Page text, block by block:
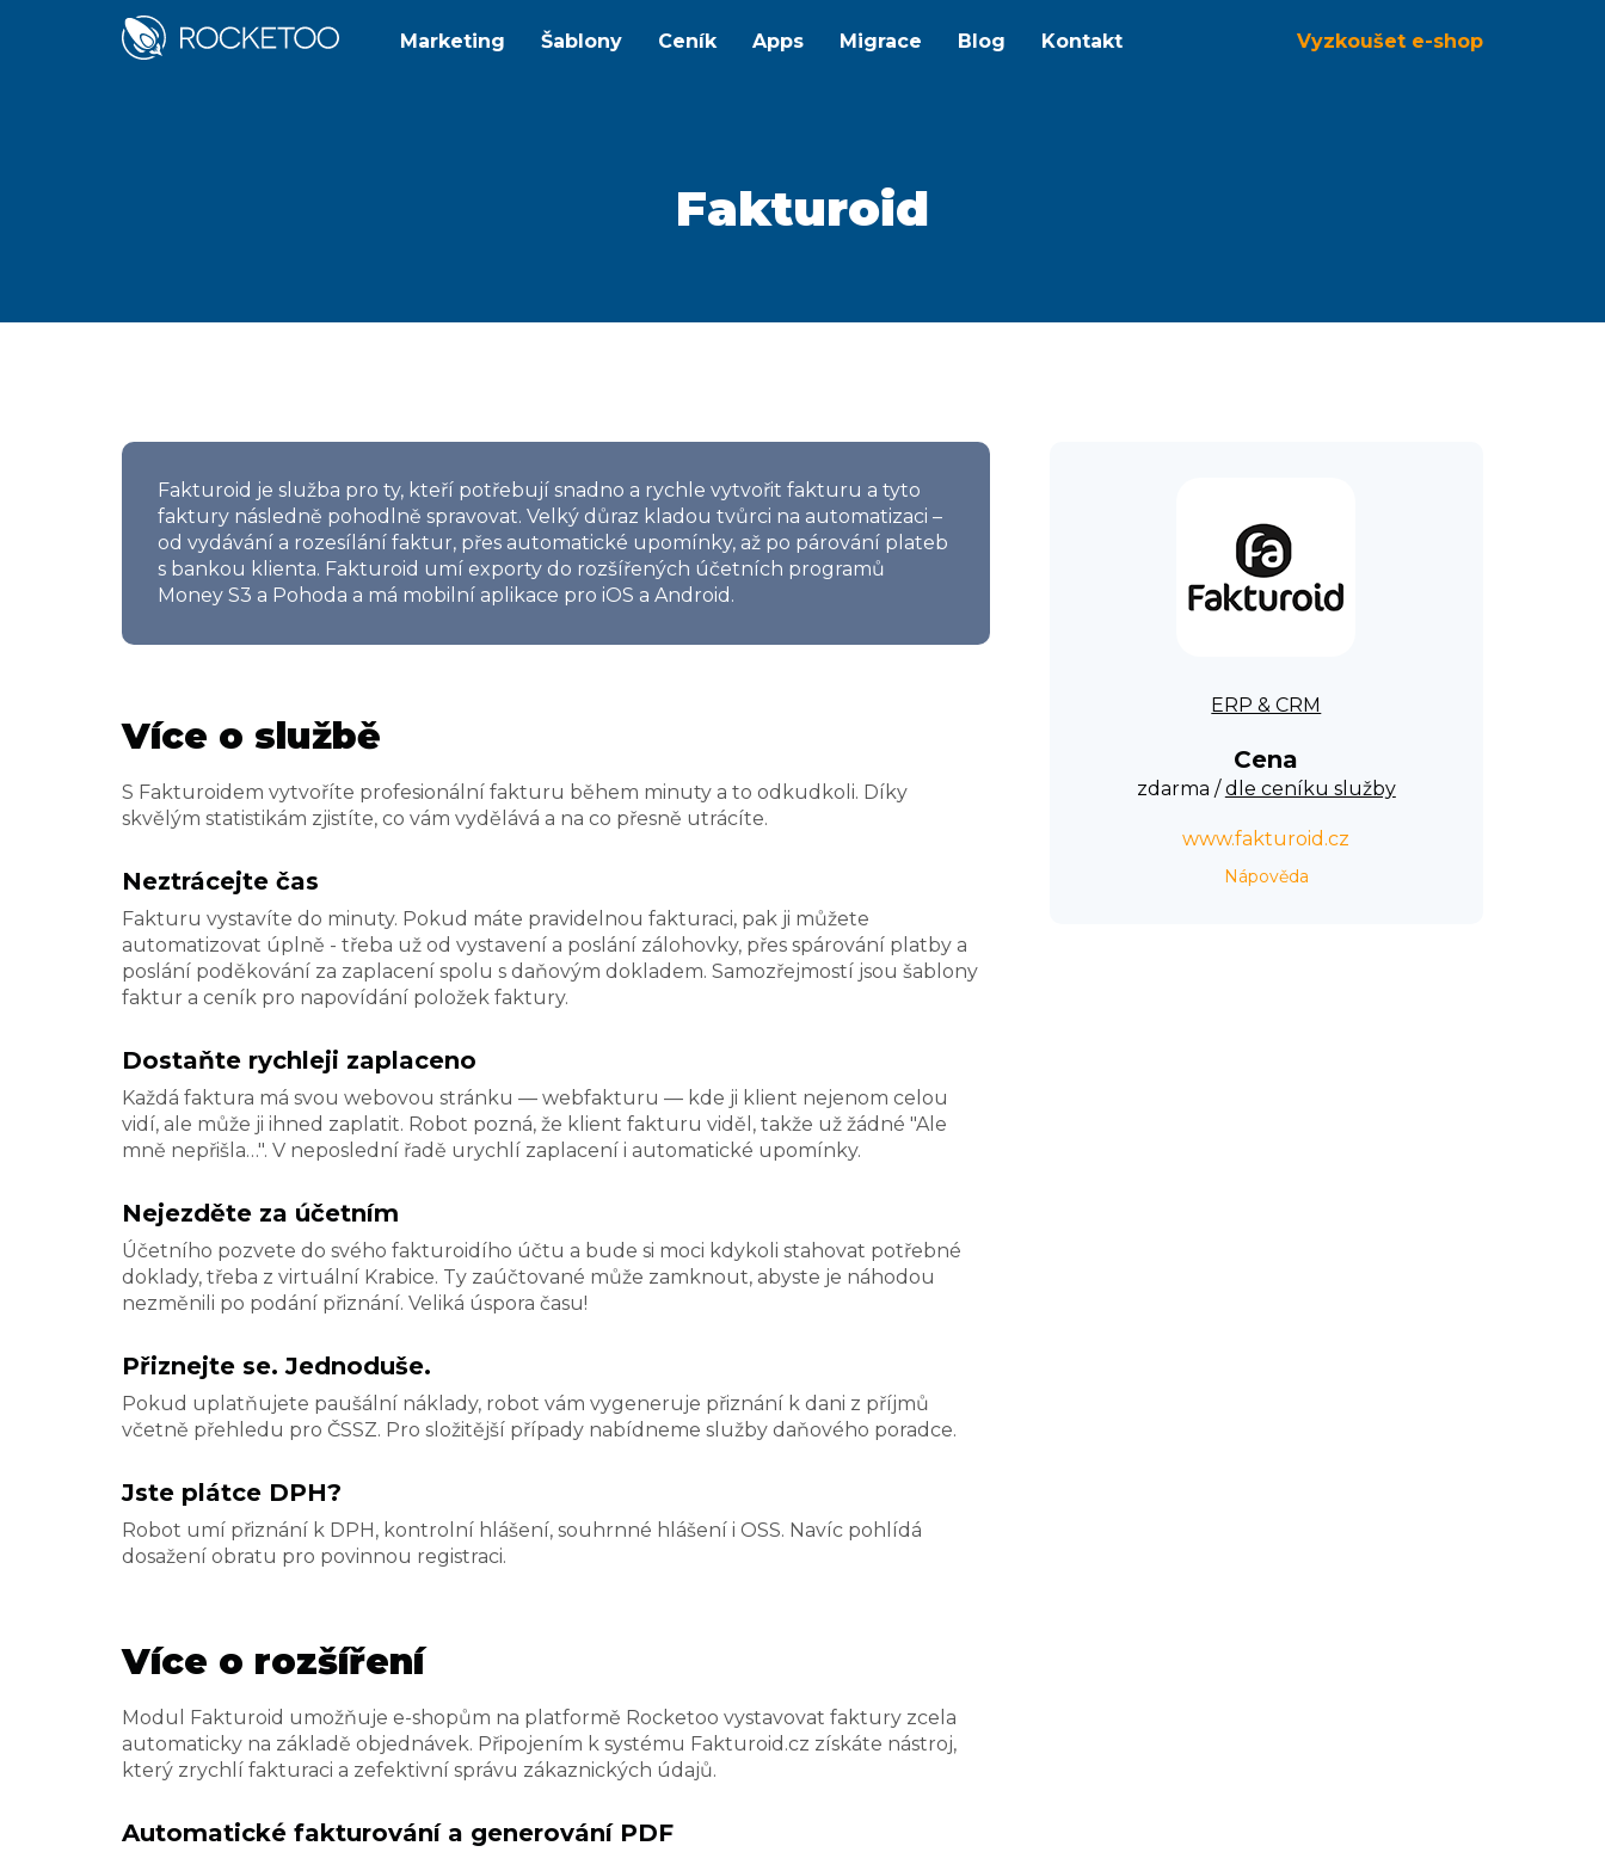
Marketing Šablony Ceník Apps Migrace Blog Kontakt Vyzkoušet e-shop
Fakturoid
Fakturoid je služba pro ty, kteří potřebují snadno a rychle vytvořit fakturu a tyto
faktury následně pohodlně spravovat. Velký důraz kladou tvůrci na automatizaci –
od vydávání a rozesílání faktur, přes automatické upomínky, až po párování plateb
s bankou klienta. Fakturoid umí exporty do rozšířených účetních programů
Money S3 a Pohoda a má mobilní aplikace pro iOS a Android.
Více o službě
S Fakturoidem vytvoříte profesionální fakturu během minuty a to odkudkoli. Díky
skvělým statistikám zjistíte, co vám vydělává a na co přesně utrácíte.
Neztrácejte čas
Fakturu vystavíte do minuty. Pokud máte pravidelnou fakturaci, pak ji můžete
automatizovat úplně - třeba už od vystavení a poslání zálohovky, přes spárování platby a
poslání poděkování za zaplacení spolu s daňovým dokladem. Samozřejmostí jsou šablony
faktur a ceník pro napovídání položek faktury.
Dostaňte rychleji zaplaceno
Každá faktura má svou webovou stránku — webfakturu — kde ji klient nejenom celou
vidí, ale může ji ihned zaplatit. Robot pozná, že klient fakturu viděl, takže už žádné "Ale
mně nepřišla…". V neposlední řadě urychlí zaplacení i automatické upomínky.
Nejezděte za účetním
Účetního pozvete do svého fakturoidího účtu a bude si moci kdykoli stahovat potřebné
doklady, třeba z virtuální Krabice. Ty zaúčtované může zamknout, abyste je náhodou
nezměnili po podání přiznání. Veliká úspora času!
Přiznejte se. Jednoduše.
Pokud uplatňujete paušální náklady, robot vám vygeneruje přiznání k dani z příjmů
včetně přehledu pro ČSSZ. Pro složitější případy nabídneme služby daňového poradce.
Jste plátce DPH?
Robot umí přiznání k DPH, kontrolní hlášení, souhrnné hlášení i OSS. Navíc pohlídá
dosažení obratu pro povinnou registraci.
Více o rozšíření
Modul Fakturoid umožňuje e-shopům na platformě Rocketoo vystavovat faktury zcela
automaticky na základě objednávek. Připojením k systému Fakturoid.cz získáte nástroj,
který zrychlí fakturaci a zefektivní správu zákaznických údajů.
Automatické fakturování a generování PDF
ERP & CRM
Cena
zdarma /dle ceníku služby
www.fakturoid.cz
Nápověda